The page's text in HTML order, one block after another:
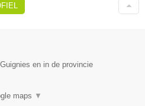
en in de provincie
maps ▼